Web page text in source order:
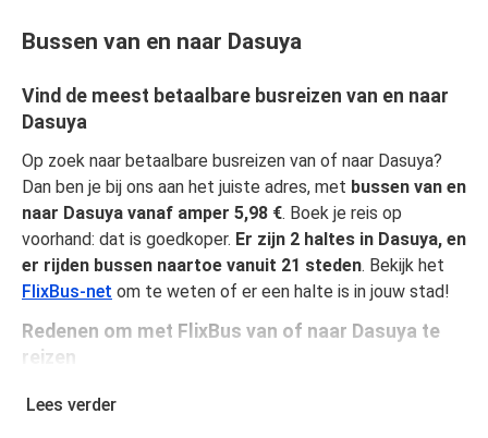
Bussen van en naar Dasuya
Vind de meest betaalbare busreizen van en naar
Dasuya
Op zoek naar betaalbare busreizen van of naar Dasuya?
Dan ben je bij ons aan het juiste adres, met bussen van en
naar Dasuya vanaf amper 5,98 €. Boek je reis op
voorhand: dat is goedkoper. Er zijn 2 haltes in Dasuya, en
er rijden bussen naartoe vanuit 21 steden. Bekijk het
FlixBus-net om te weten of er een halte is in jouw stad!
Redenen om met FlixBus van of naar Dasuya te
reizen
FlixBus biedt betaalbaar comfort, zodat passagiers van
Lees verder